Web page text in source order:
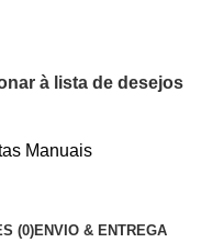
à lista de desejos
Manuais
(0)ENVIO & ENTREGA